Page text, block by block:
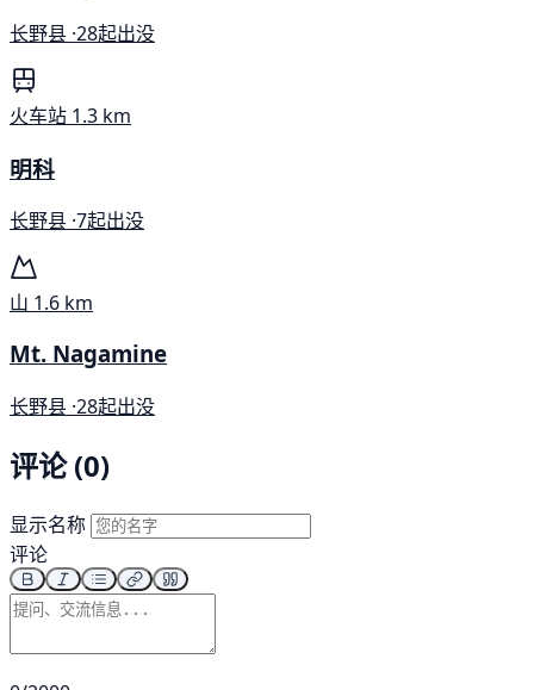
长野县 ·28起出没
火车站 1.3 km
明科
长野县 ·7起出没
山 1.6 km
Mt. Nagamine
长野县 ·28起出没
评论 (0)
显示名称
评论